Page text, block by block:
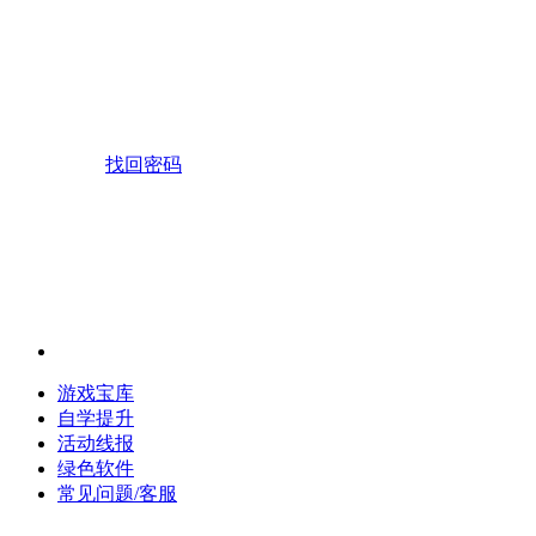
找回密码
游戏宝库
自学提升
活动线报
绿色软件
常见问题/客服